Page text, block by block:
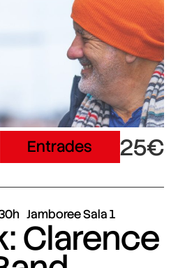
Entrades 25€
Jamboree Sala 1
Clarence